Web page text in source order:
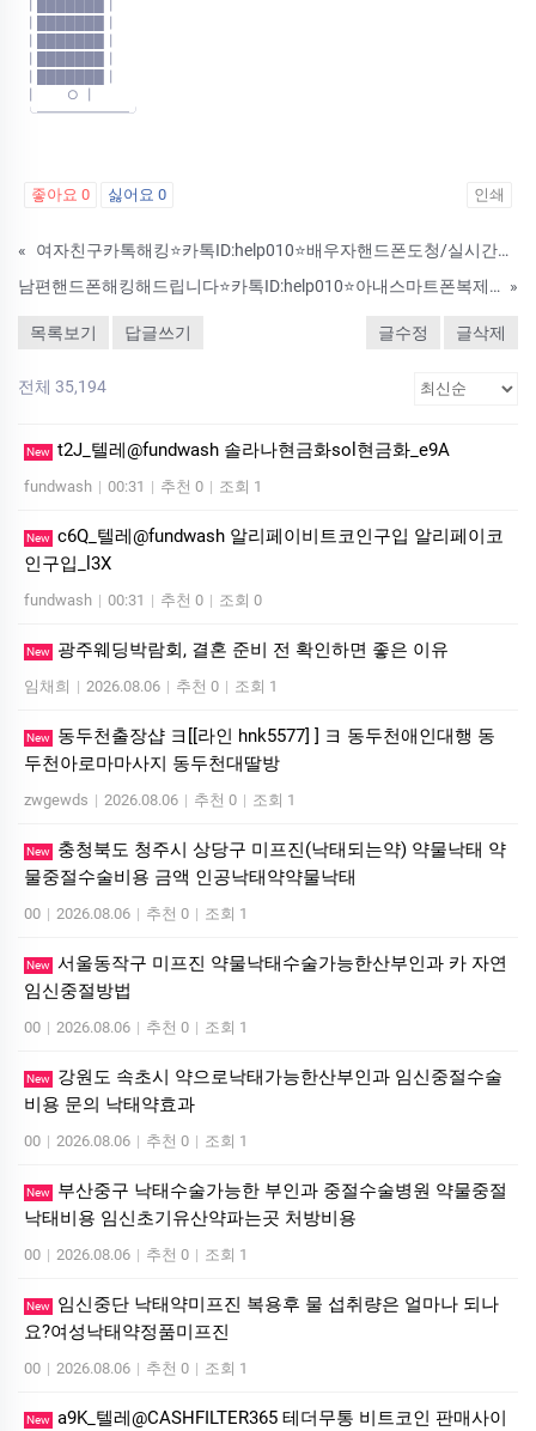
┃ ○ ┃
╰━━━━━━━╯
좋아요 0 싫어요 0 인쇄
«
여자친구카톡해킹⭐카톡ID:help010⭐배우자핸드폰도청/실시간도청/남편복제폰파는곳
남편핸드폰해킹해드립니다⭐카톡ID:help010⭐아내스마트폰복제/스마트폰복제프로그램/카톡복제프로그램 »
목록보기 답글쓰기 글수정 글삭제
전체 35,194
New t2J_텔레@fundwash 솔라나현금화sol현금화_e9A
fundwash | 00:31 | 추천 0 | 조회 1
New c6Q_텔레@fundwash 알리페이비트코인구입 알리페이코
인구입_l3X
fundwash | 00:31 | 추천 0 | 조회 0
New 광주웨딩박람회, 결혼 준비 전 확인하면 좋은 이유
임채희 | 2026.08.06 | 추천 0 | 조회 1
New
동두천출장샵 ヨ[[라인 hnk5577] ] ヨ 동두천애인대행 동
두천아로마마사지 동두천대딸방
zwgewds | 2026.08.06 | 추천 0 | 조회 1
New
충청북도 청주시 상당구 미프진(낙태되는약) 약물낙태 약
물중절수술비용 금액 인공낙태약약물낙태
00 | 2026.08.06 | 추천 0 | 조회 1
New 서울동작구 미프진 약물낙태수술가능한산부인과 카 자연
임신중절방법
00 | 2026.08.06 | 추천 0 | 조회 1
New
강원도 속초시 약으로낙태가능한산부인과 임신중절수술
비용 문의 낙­태약효과
00 | 2026.08.06 | 추천 0 | 조회 1
New
부산중구 낙태수술가능한 부인과 중절수술병원 약물중절
낙태비용 임신초기유산약파는곳 처방비용
00 | 2026.08.06 | 추천 0 | 조회 1
New
임신중단 낙태약미프진 복용후 물 섭취량은 얼마나 되나
요?여성낙­태약정품미­프진
00 | 2026.08.06 | 추천 0 | 조회 1
New a9K_텔레@CASHFILTER365 테더무통 비트코인 판매사이